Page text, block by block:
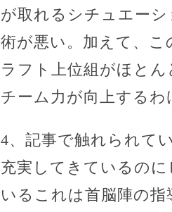
が取れるシチュエー
術が悪い。加えて、
ラフト上位組がほと
チーム力が向上するわ
4、記事で触れられて
充実してきているの
いるこれは首脳陣の